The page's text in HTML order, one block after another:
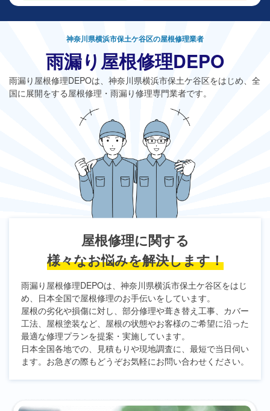
神奈川県横浜市保土ケ谷区の屋根修理業者
雨漏り屋根修理DEPO
雨漏り屋根修理DEPOは、神奈川県横浜市保土ケ谷区をはじめ、全
国に展開をする屋根修理・雨漏り修理専門業者です。
屋根修理に関する
様々なお悩みを解決します！
雨漏り屋根修理DEPOは、神奈川県横浜市保土ケ谷区をはじ
め、日本全国で屋根修理のお手伝いをしています。
屋根の劣化や損傷に対し、部分修理や葺き替え工事、カバー
工法、屋根塗装など、屋根の状態やお客様のご希望に沿った
最適な修理プランを提案・実施しています。
日本全国各地での、見積もりや現地調査に、最短で当日伺い
ます。お急ぎの際もどうぞお気軽にお問い合わせください。